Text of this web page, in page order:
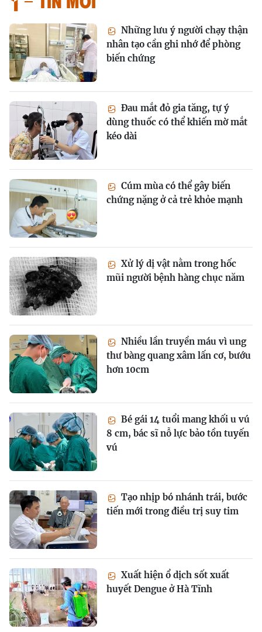
Những lưu ý người chạy thận
nhân tạo cần ghi nhớ để phòng
biến chứng
Đau mắt đỏ gia tăng, tự ý
dùng thuốc có thể khiến mờ mắt
kéo dài
Cúm mùa có thể gây biến
chứng nặng ở cả trẻ khỏe mạnh
Xử lý dị vật nằm trong hốc
mũi người bệnh hàng chục năm
Nhiều lần truyền máu vì ung
thư bàng quang xâm lấn cơ, bướu
hơn 10cm
Bé gái 14 tuổi mang khối u vú
8 cm, bác sĩ nỗ lực bảo tồn tuyến
vú
Tạo nhịp bó nhánh trái, bước
tiến mới trong điều trị suy tim
Xuất hiện ổ dịch sốt xuất
huyết Dengue ở Hà Tĩnh